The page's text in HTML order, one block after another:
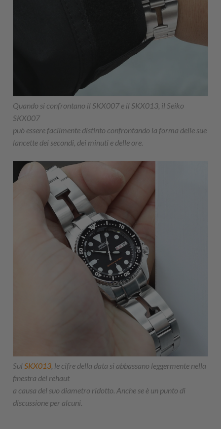
Quando si confrontano il SKX007 e il SKX013, il Seiko
SKX007
può essere facilmente distinto confrontando la forma delle sue
lancette dei secondi, dei minuti e delle ore.
SulSKX013, le cifre della data si abbassano leggermente nella
finestra del rehaut
a causa del suo diametro ridotto. Anche se è un punto di
discussione per alcuni.